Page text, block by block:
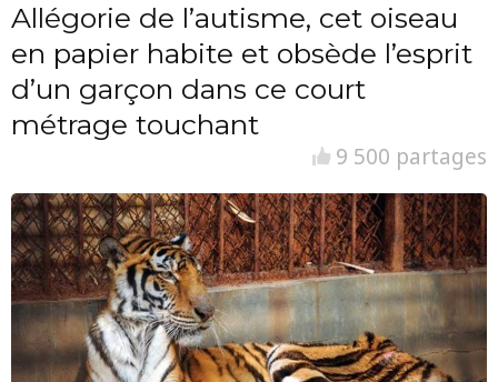
Allégorie de l’autisme, cet oiseau
en papier habite et obsède l’esprit
d’un garçon dans ce court
métrage touchant
9 500 partages